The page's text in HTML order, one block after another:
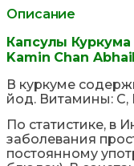
Описание
Капсулы
Kamin Chan
В куркуме
йод. Витамины: С,
По статистике, в
заболевания
постоянному